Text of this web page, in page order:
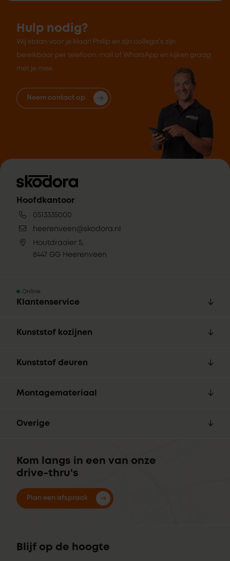
Hulp nodig?
Wij staan voor je klaar! Philip en zijn collega's zijn
bereikbaar per telefoon, mail of WhatsApp en kijken graag
met je mee.
Neem contact op
Hoofdkantoor
0513335000
heerenveen@skodora.nl
Houtdraaier 5,
8447 GG Heerenveen
Online
Klantenservice
Kunststof kozijnen
Kunststof deuren
Montagemateriaal
Overige
Kom langs in een van onze
drive-thru's
Plan een afspraak
Blijf op de hoogte